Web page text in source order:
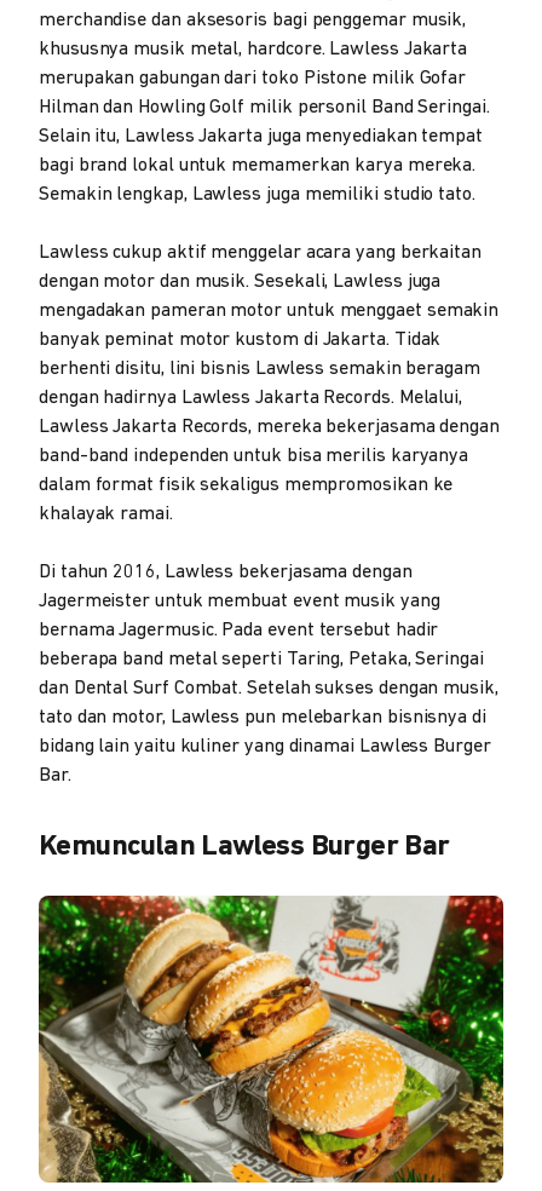
merchandise dan aksesoris bagi penggemar musik,
khususnya musik metal, hardcore. Lawless Jakarta
merupakan gabungan dari toko Pistone milik Gofar
Hilman dan Howling Golf milik personil Band Seringai.
Selain itu, Lawless Jakarta juga menyediakan tempat
bagi brand lokal untuk memamerkan karya mereka.
Semakin lengkap, Lawless juga memiliki studio tato.
Lawless cukup aktif menggelar acara yang berkaitan
dengan motor dan musik. Sesekali, Lawless juga
mengadakan pameran motor untuk menggaet semakin
banyak peminat motor kustom di Jakarta. Tidak
berhenti disitu, lini bisnis Lawless semakin beragam
dengan hadirnya Lawless Jakarta Records. Melalui,
Lawless Jakarta Records, mereka bekerjasama dengan
band-band independen untuk bisa merilis karyanya
dalam format fisik sekaligus mempromosikan ke
khalayak ramai.
Di tahun 2016, Lawless bekerjasama dengan
Jagermeister untuk membuat event musik yang
bernama Jagermusic. Pada event tersebut hadir
beberapa band metal seperti Taring, Petaka, Seringai
dan Dental Surf Combat. Setelah sukses dengan musik,
tato dan motor, Lawless pun melebarkan bisnisnya di
bidang lain yaitu kuliner yang dinamai Lawless Burger
Bar.
Kemunculan Lawless Burger Bar